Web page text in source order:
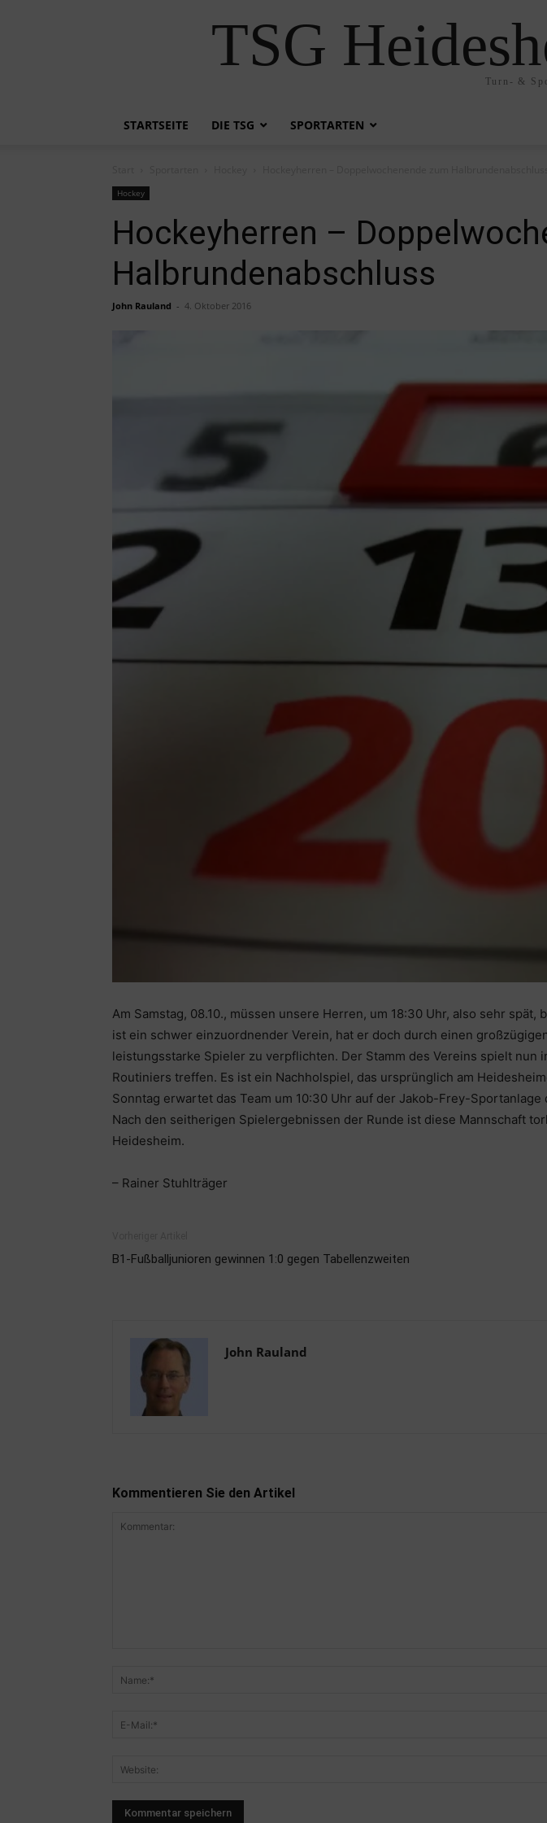
TSG
Turn- &
STARTSEITE DIE TSG SPORTARTEN
Hockey
Hockeyherren –
Halbrundenabschluss
John Rauland - 4. Oktober 2016
Am Samstag, 08.10., müssen unsere Herren, um 18:30 Uhr, also sehr
ist ein schwer einzuordnender Verein, hat er doch durch einen
leistungsstarke Spieler zu verpflichten. Der Stamm des Vereins spielt
Routiniers treffen. Es ist ein Nachholspiel, das ursprünglich am
Sonntag erwartet das Team um 10:30 Uhr auf der Jakob-Frey-
Nach den seitherigen Spielergebnissen der Runde ist diese Mannschaft
Heidesheim.
– Rainer Stuhlträger
B1-Fußballjunioren gewinnen 1:0 gegen Tabellenzweiten
John Rauland
Kommentieren Sie den Artikel